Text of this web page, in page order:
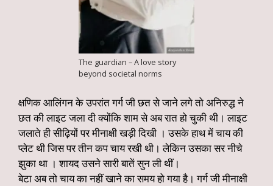
The guardian – A love story
beyond societal norms
क्षणिक आलिंगन के उपरांत गर्ग जी छत से जाने लगे तो अनिरुद्ध ने
छत की लाइट जला दी क्योंकि शाम से अब रात हो चुकी थी। लाइट
जलाते ही सीढ़ियों पर मीनाक्षी खड़ी दिखी । उसके हाथ में चाय की
प्लेट थी जिस पर तीन कप चाय रखी थी। लेकिन उसका सर नीचे
झुका था । शायद उसने सारी बातें सुन ली थीं।
बेटा अब तो चाय का नहीं खाने का समय हो गया है। गर्ग जी मीनाक्षी